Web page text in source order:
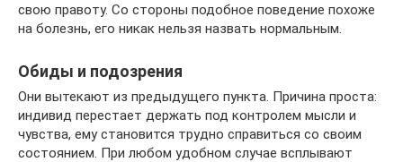
свою правоту. Со стороны подобное поведение похоже
на болезнь, его никак нельзя назвать нормальным.
Обиды и подозрения
Они вытекают из предыдущего пункта. Причина проста:
индивид перестает держать под контролем мысли и
чувства, ему становится трудно справиться со своим
состоянием. При любом удобном случае всплывают